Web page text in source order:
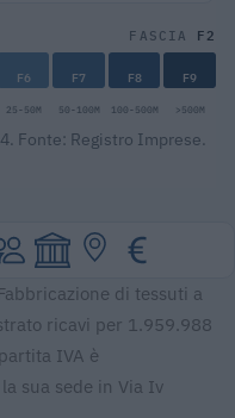
FASCIA F2
F6 F7 F8 F9
25-50M 50-100M 100-500M >500M
Fonte: Registro Imprese.
di tessuti a
ricavi per 1.959.988
IVA è
sua sede in Via Iv